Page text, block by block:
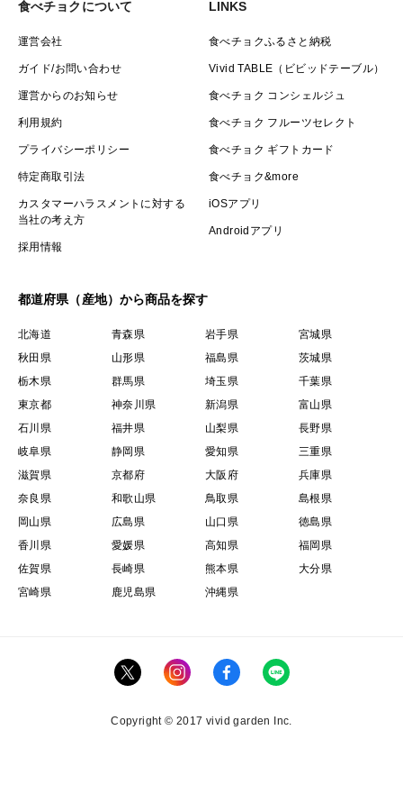
食べチョクについて
運営会社
ガイド/お問い合わせ
運営からのお知らせ
利用規約
プライバシーポリシー
特定商取引法
カスタマーハラスメントに対する
当社の考え方
採用情報
LINKS
食べチョクふるさと納税
Vivid TABLE（ビビッドテーブル）
食べチョク コンシェルジュ
食べチョク フルーツセレクト
食べチョク ギフトカード
食べチョク&more
iOSアプリ
Androidアプリ
都道府県（産地）から商品を探す
北海道 青森県 岩手県
宮城県
秋田県
山形県 福島県
茨城県
栃木県
群馬県 埼玉県
千葉県
東京都
神奈川県 新潟県
富山県
石川県
福井県 山梨県
長野県
岐阜県
静岡県 愛知県
三重県
滋賀県
京都府 大阪府
兵庫県
奈良県
和歌山県 鳥取県
島根県
岡山県
広島県 山口県
徳島県
香川県
愛媛県 高知県
福岡県
佐賀県
長崎県 熊本県
大分県
宮崎県
鹿児島県 沖縄県
Copyright © 2017 vivid garden Inc.